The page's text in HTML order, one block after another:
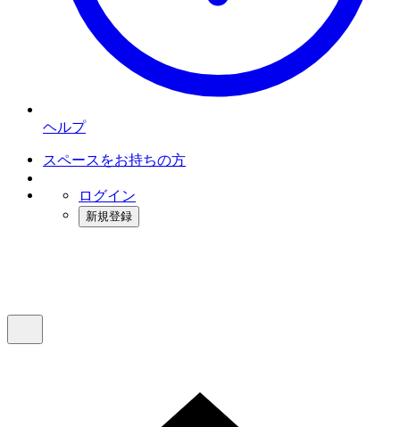
ヘルプ
スペースをお持ちの方
ログイン
新規登録